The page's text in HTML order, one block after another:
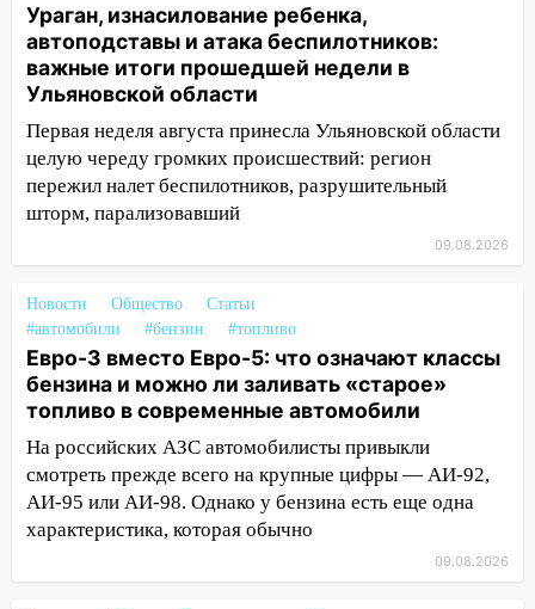
17:00
«Ульяновскалипсис»: последствия
урагана 8 августа
16:38 Прогноз погоды в Ульяновской
области на 9 августа
16:34 Из-за мощной непогоды в
Ульяновске отменили фестиваль «Наше
время»
Ульяновской области намолотил более
100 тысяч тонн зерна
15:17
В колледжи и техникумы
Ульяновской области подали более 10
тысяч заявлений
15:04 Фоторепортаж с улиц Ульяновска
после шторма: поваленные деревья и
затопленные улицы
Ураган вырвал остановку на улице
Ураган, изнасилование ребенка,
автоподставы и атака беспилотников:
важные итоги прошедшей недели в
Ульяновской области
Первая неделя августа принесла Ульяновской области
целую череду громких происшествий: регион
пережил налет беспилотников, разрушительный
шторм, парализовавший
09.08.2026
Новости Общество
Статьи
#автомобили
#бензин #топливо
Евро-3 вместо Евро-5: что означают классы
бензина и можно ли заливать «старое»
топливо в современные автомобили
На российских АЗС автомобилисты привыкли
смотреть прежде всего на крупные цифры — АИ-92,
АИ-95 или АИ-98. Однако у бензина есть еще одна
характеристика, которая обычно
09.08.2026